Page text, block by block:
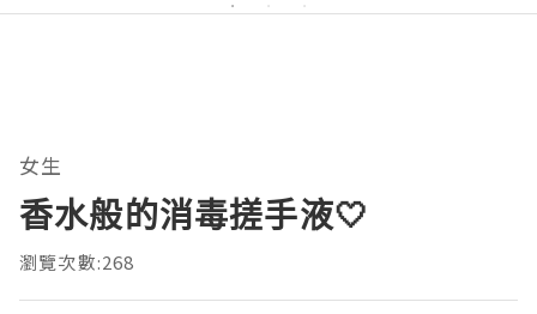
女生
香水般的消毒搓手液🤍
瀏覽次數:268